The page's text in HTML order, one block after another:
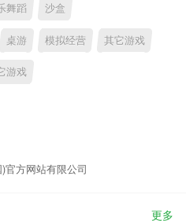
舞蹈 沙盒
桌游 模拟经营 其它游戏
游戏
官方网站有限公司
更多